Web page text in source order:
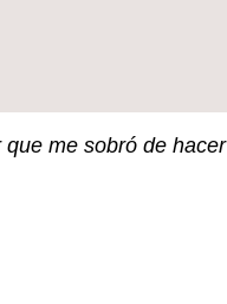
me sobró de